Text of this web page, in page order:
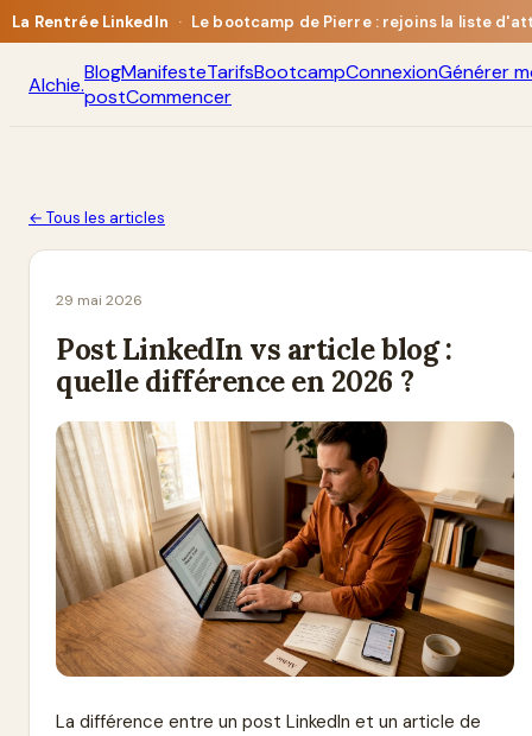
La Rentrée LinkedIn · Le bootcamp de Pierre : rejoins la liste
Alchie.BlogManifesteTarifsBootcampConnexionGénérer
postCommencer
← Tous les articles
29 mai 2026
Post LinkedIn vs article blog :
quelle différence en 2026 ?
La différence entre un post LinkedIn et un article de